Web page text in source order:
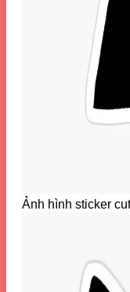
Ảnh hình sticker